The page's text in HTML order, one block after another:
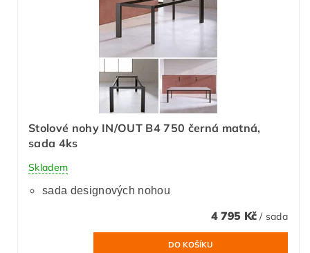
Stolové nohy IN/OUT B4 750 černá matná,
sada 4ks
Skladem
sada designových nohou
4 795 Kč/ sada